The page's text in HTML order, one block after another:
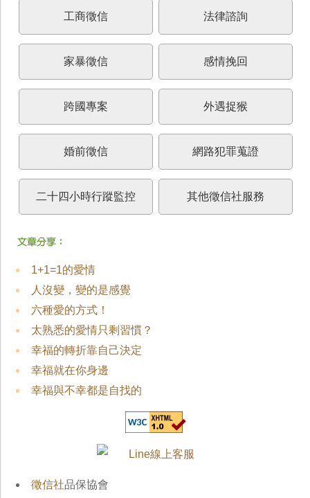
工商徵信 法律諮詢
家暴徵信 感情挽回
跨國專案 外遇捉猴
婚前徵信 網路犯罪蒐證
二十四小時行蹤監控 其他徵信社服務
1+1=1的愛情
人沒變，變的是感覺
六種愛的方式！
太熟悉的愛情只剩習慣？
幸福的轉折靠自己決定
幸福就在你身邊
幸福與不幸都是自找的
徵信社品保協會